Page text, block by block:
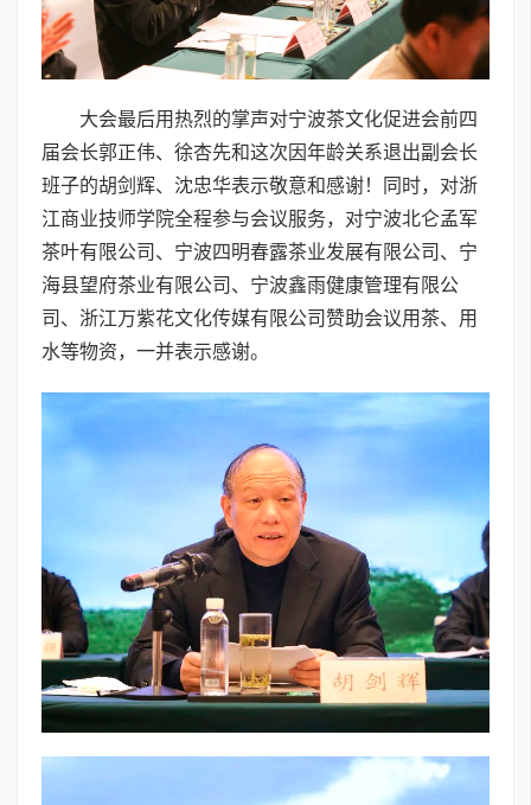
大会最后用热烈的掌声对宁波茶文化促进会前四
届会长郭正伟、徐杏先和这次因年龄关系退出副会长
班子的胡剑辉、沈忠华表示敬意和感谢！同时，对浙
江商业技师学院全程参与会议服务，对宁波北仑孟军
茶叶有限公司、宁波四明春露茶业发展有限公司、宁
海县望府茶业有限公司、宁波鑫雨健康管理有限公
司、浙江万紫花文化传媒有限公司赞助会议用茶、用
水等物资，一并表示感谢。